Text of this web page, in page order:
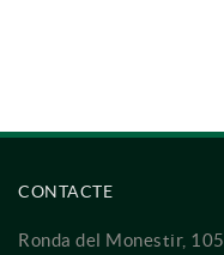
CONTACTE
Ronda del Monestir, 105